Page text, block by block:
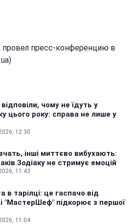
провел пресс-конференцию в
відповіли, чому не їдуть у
цього року: справа не лише у
12:30
інші миттєво вибухають:
Зодіаку не стримує емоцій
11:43
в тарілці: це гаспачо від
"МастерШеф" підкорює з першої
11:04